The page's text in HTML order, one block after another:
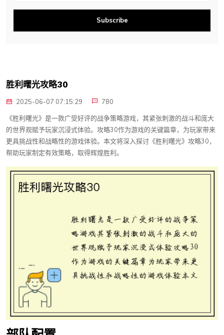
Subscribe
胜利曙光攻略30
2025-06-07 07:15:29
780
《胜利曙光》是一款广受好评的战争策略游戏，其紧张刺激的战斗和庞大
的世界观赋予玩家沉浸式体验。攻略30作为游戏的关键篇章，为玩家带来
更具挑战性和战略性的游戏体验。本文将深入探讨《胜利曙光》攻略30，
帮助玩家制定有效策略，取得辉煌胜利。